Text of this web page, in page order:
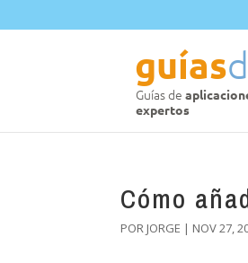
Cómo
POR JORGE | NOV 27,